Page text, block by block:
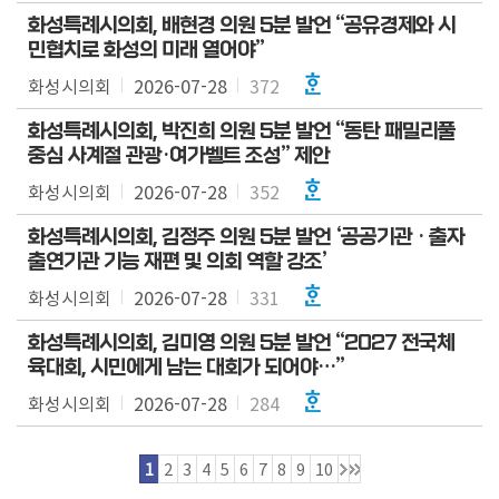
화성특례시의회, 배현경 의원 5분 발언 “공유경제와 시
민협치로 화성의 미래 열어야”
화성시의회 2026-07-28 372
화성특례시의회, 박진희 의원 5분 발언 “동탄 패밀리풀
중심 사계절 관광·여가벨트 조성” 제안
화성시의회 2026-07-28 352
화성특례시의회, 김정주 의원 5분 발언 ‘공공기관 · 출자
출연기관 기능 재편 및 의회 역할 강조’
화성시의회 2026-07-28 331
화성특례시의회, 김미영 의원 5분 발언 “2027 전국체
육대회, 시민에게 남는 대회가 되어야…”
화성시의회 2026-07-28 284
1 2 3 4 5 6 7 8 9 10